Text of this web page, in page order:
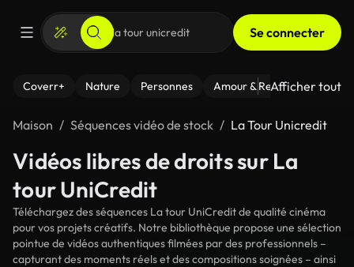
Se connecter
Coverr+ Nature Personnes Amour & Relations Le
Afficher tout
Maison Séquences vidéo de stock La Tour Unicredit
Vidéos libres de droits sur La
tour UniCredit
Téléchargez des séquences La tour UniCredit de qualité cinéma
pour vos projets créatifs. Notre bibliothèque propose une sélection
pointue de vidéos authentiques filmées par des professionnels –
capturant des moments réels et des compositions soignées – ainsi